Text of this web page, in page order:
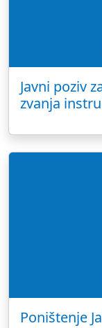
Javni poziv
zvanja
Poništenje